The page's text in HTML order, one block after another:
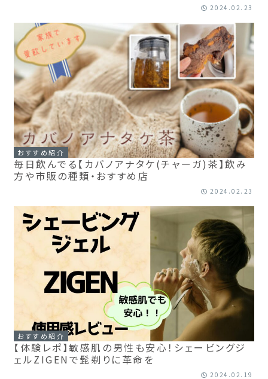
2024.02.23
おすすめ紹介
毎日飲んでる【カバノアナタケ(チャーガ)茶】飲み
方や市販の種類・おすすめ店
2024.02.23
おすすめ紹介
【体験レポ】敏感肌の男性も安心！シェービングジ
ェルZIGENで髭剃りに革命を
2024.02.19